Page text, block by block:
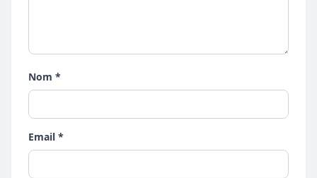
Nom *
Email *